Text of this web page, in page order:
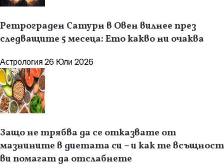
Ретрограден Сатурн в Овен вилнее през
следващите 5 месеца: Ето какво ни очаква
Астрология26 Юли 2026
Защо не трябва да се отказвате от
мазнините в диетата си – и как те всъщност
ви помагат да отслабнете